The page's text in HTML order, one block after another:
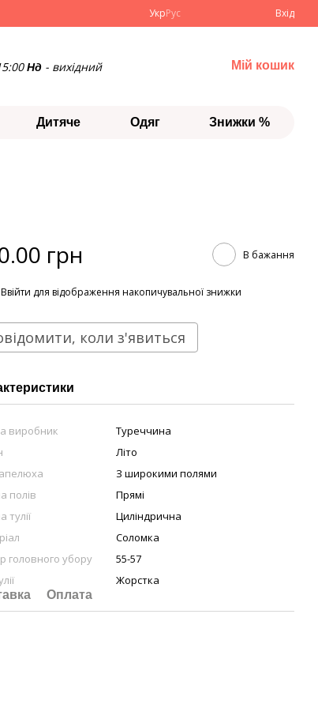
УкрРус Вхід
Нд - вихідний Мій кошик
Дитяче Одяг Знижки %
грн В бажання
Ввійти для відображення накопичувальної знижки
коли з'явиться
виробник
Туреччина
Літо
З широкими полями
полів
Прямі
тулії
Циліндрична
Соломка
головного убору
55-57
Жорстка
Оплата